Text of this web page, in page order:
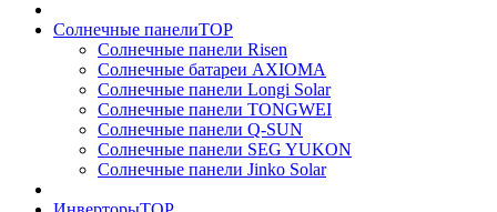
Солнечные панелиTOP
Солнечные панели Risen
Солнечные батареи AXIOMA
Солнечные панели Longi Solar
Солнечные панели TONGWEI
Солнечные панели Q-SUN
Солнечные панели SEG YUKON
Солнечные панели Jinko Solar